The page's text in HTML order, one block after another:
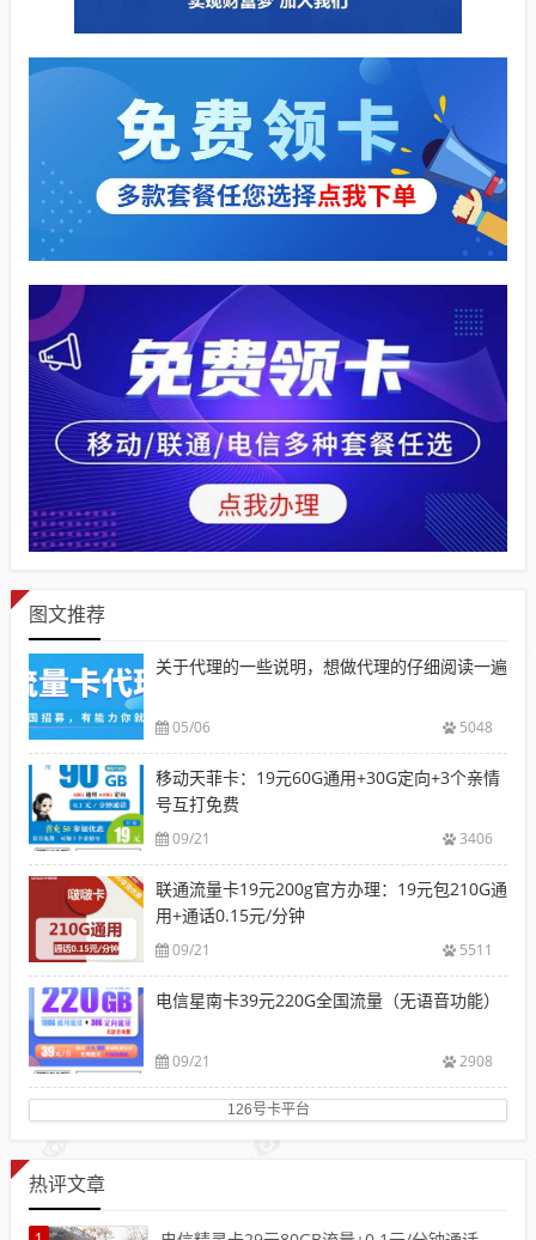
图文推荐
关于代理的一些说明，想做代理的仔细阅读一遍
05/06 5048
移动天菲卡：19元60G通用+30G定向+3个亲情
号互打免费
09/21 3406
联通流量卡19元200g官方办理：19元包210G通
用+通话0.15元/分钟
09/21 5511
电信星南卡39元220G全国流量（无语音功能）
09/21 2908
126号卡平台
热评文章